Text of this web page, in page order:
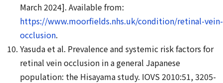
March 2024]. Available from:
https://www.moorfields.nhs.uk/condition/retinal-vein-
occlusion.
Yasuda et al. Prevalence and systemic risk factors for
retinal vein occlusion in a general Japanese
population: the Hisayama study. IOVS 2010:51, 3205-